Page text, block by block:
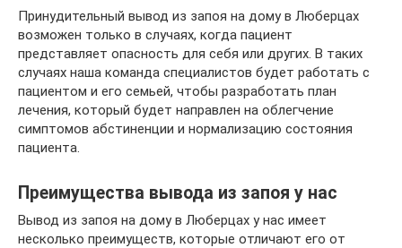
Принудительный вывод из запоя на дому в Люберцах
возможен только в случаях, когда пациент
представляет опасность для себя или других. В таких
случаях наша команда специалистов будет работать с
пациентом и его семьей, чтобы разработать план
лечения, который будет направлен на облегчение
симптомов абстиненции и нормализацию состояния
пациента.
Преимущества вывода из запоя у нас
Вывод из запоя на дому в Люберцах у нас имеет
несколько преимуществ, которые отличают его от